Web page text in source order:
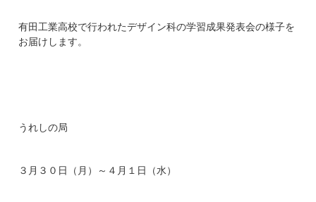
有田工業高校で行われたデザイン科の学習成果発表会の様子を
お届けします。
うれしの局
３月３０日（月）～４月１日（水）